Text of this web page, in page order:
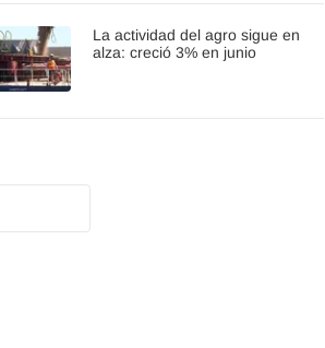
La actividad del agro sigue en
alza: creció 3% en junio